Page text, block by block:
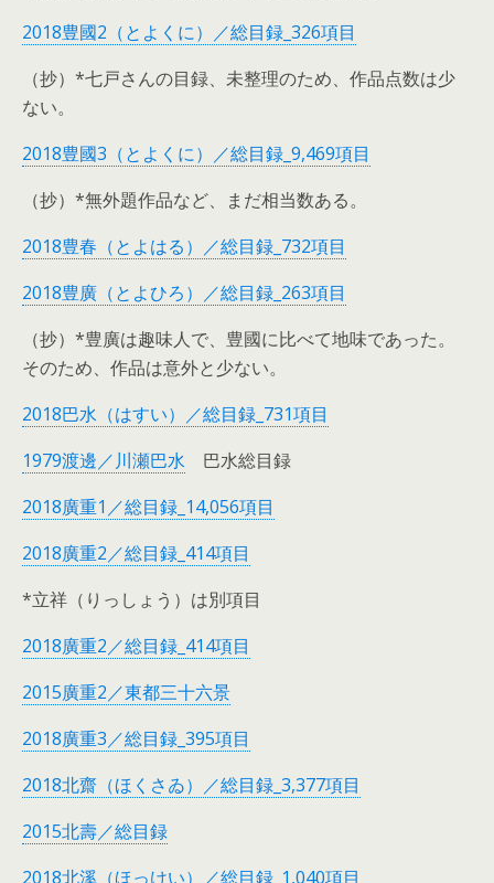
2018豊國2（とよくに）／総目録_326項目
（抄）*七戸さんの目録、未整理のため、作品点数は少
ない。
2018豊國3（とよくに）／総目録_9,469項目
（抄）*無外題作品など、まだ相当数ある。
2018豊春（とよはる）／総目録_732項目
2018豊廣（とよひろ）／総目録_263項目
（抄）*豊廣は趣味人で、豊國に比べて地味であった。
そのため、作品は意外と少ない。
2018巴水（はすい）／総目録_731項目
1979渡邊／川瀬巴水 巴水総目録
2018廣重1／総目録_14,056項目
2018廣重2／総目録_414項目
*立祥（りっしょう）は別項目
2018廣重2／総目録_414項目
2015廣重2／東都三十六景
2018廣重3／総目録_395項目
2018北齋（ほくさゐ）／総目録_3,377項目
2015北壽／総目録
2018北溪（ほっけい）／総目録_1,040項目